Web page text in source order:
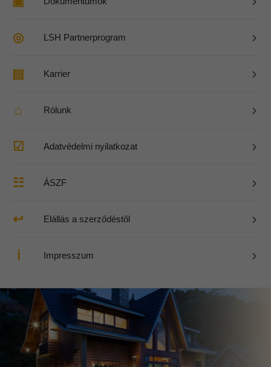
◎ LSH Partnerprogram ›
▤ Karrier ›
⌂ Rólunk ›
☑ Adatvédelmi nyilatkozat ›
☷ ÁSZF ›
↩ Elállás a szerződéstől ›
ℹ Impresszum ›